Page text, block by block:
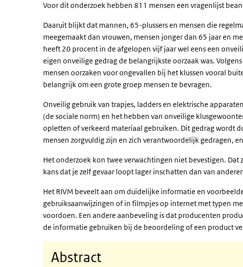
Voor dit onderzoek hebben 811 mensen een vragenlijst
Daaruit blijkt dat mannen, 65-plussers en mensen die
meegemaakt dan vrouwen, mensen jonger dan 65 jaar en
heeft 20 procent in de afgelopen vijf jaar wel eens een
eigen onveilige gedrag de belangrijkste oorzaak was.
mensen oorzaken voor ongevallen bij het klussen vooral
belangrijk om een grote groep mensen te bevragen.
Onveilig gebruik van trapjes, ladders en elektrische
(de sociale norm) en het hebben van onveilige
opletten of verkeerd materiaal gebruiken. Dit gedrag wordt
mensen zorgvuldig zijn en zich verantwoordelijk gedragen,
Het onderzoek kon twee verwachtingen niet bevestigen.
kans dat je zelf gevaar loopt lager inschatten dan van
Het RIVM beveelt aan om duidelijke informatie en
gebruiksaanwijzingen of in filmpjes op internet met typen
voordoen. Een andere aanbeveling is dat producenten
de informatie gebruiken bij de beoordeling of een product
Abstract